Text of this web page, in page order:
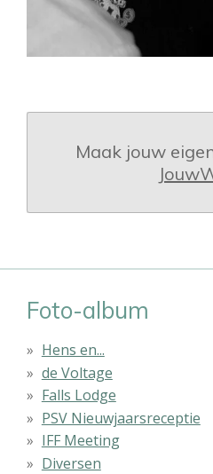
Maak jouw
Foto-album
Hens en...
de Voltage
Falls Lodge
PSV Nieuwjaarsreceptie
IFF Meeting
Diversen